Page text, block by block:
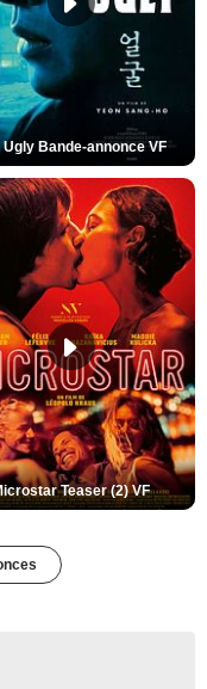
Ugly Bande-annonce VF
Teaser (2) VF